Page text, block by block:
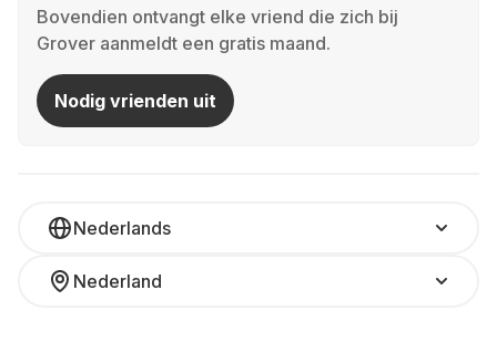
Bovendien ontvangt elke vriend die zich bij
Grover aanmeldt een gratis maand.
Nodig vrienden uit
Nederlands
Nederland